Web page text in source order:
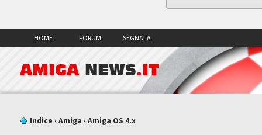
HOME FORUM SEGNALA
AMIGA NEWS.IT
Indice ‹Amiga ‹Amiga OS 4.x